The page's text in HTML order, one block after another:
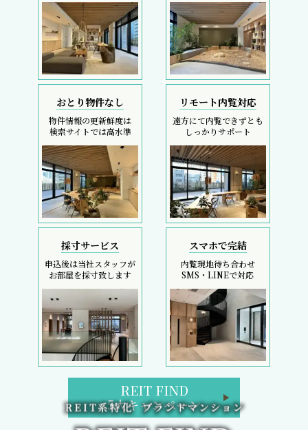
おとり物件なし
物件情報の更新鮮度は
検索サイトでは高水準
リモート内覧対応
遠方にて内覧できずとも
しっかりサポート
採寸サービス
申込後は当社スタッフが
お部屋を採寸致します
スマホで完結
内覧現地待ち合わせ
SMS・LINEで対応
REIT FIND
5大キャンペーン